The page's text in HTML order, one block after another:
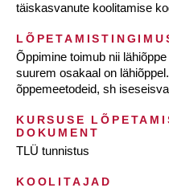
täiskasvanute koolitamise
Õppimine toimub nii
suurem osakaal on
õppemeetodeid, sh
KURSUSE
DOKUMENT
TLÜ tunnistus
KOOLITAJAD